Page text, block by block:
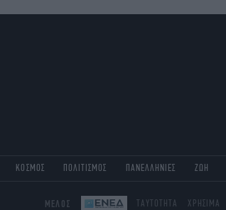
ΚΟΣΜΟΣ ΠΟΛΙΤΙΣΜΟΣ ΠΑΝΕΛΛΗΝΙΕΣ ΖΩΗ
ΜΕΛΟΣ ΤΑΥΤΟΤΗΤΑ ΧΡΗΣΙΜΑ